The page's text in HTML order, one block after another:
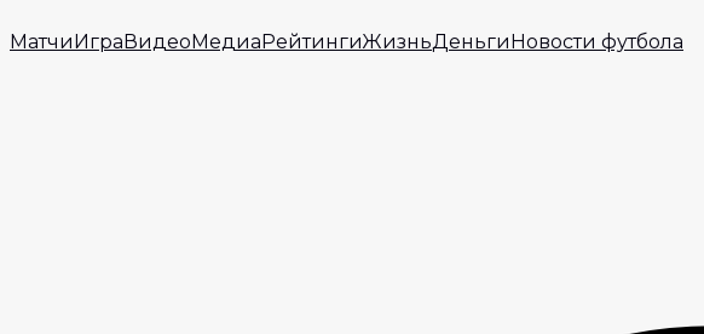
МатчиИграВидеоМедиаРейтингиЖизньДеньгиНовости футбола